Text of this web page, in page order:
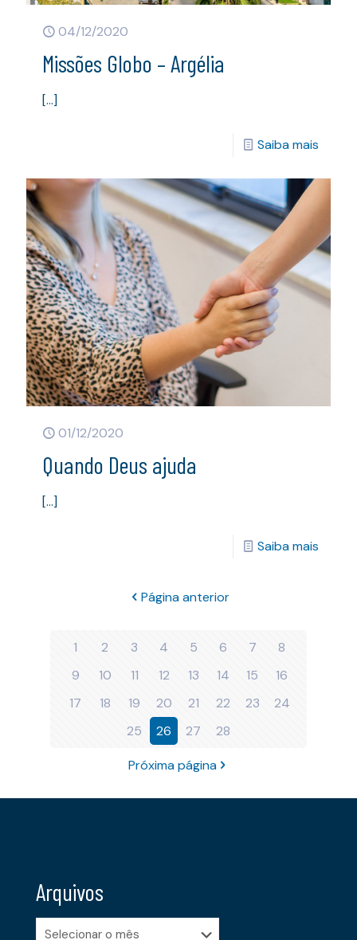
04/12/2020
Missões Globo – Argélia
[…]
Saiba mais
01/12/2020
Quando Deus ajuda
[…]
Saiba mais
Página anterior
1 2 3 4 5 6 7
8
9
10 11 12 13 14 15
16
17
18 19 20 21 22 23
24
25
26 27 28
Próxima página
Arquivos
Arquivos